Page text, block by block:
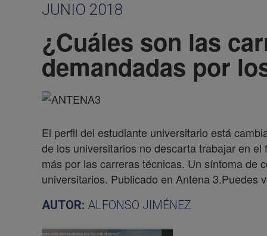
JUNIO 2018
¿Cuáles son las
demandadas por
El perfil del estudiante universitario está
de los universitarios no descarta trabajar en
más por las carreras técnicas. Un síntoma de
universitarios. Publicado en Antena 3.Puedes
AUTOR: ALFONSO JIMÉNEZ